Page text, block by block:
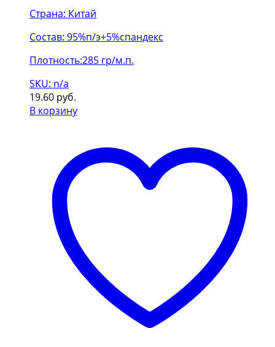
Страна: Китай
Состав: 95%п/э+5%спандекс
Плотность:285 гр/м.п.
SKU: n/a
19.60 руб.
В корзину